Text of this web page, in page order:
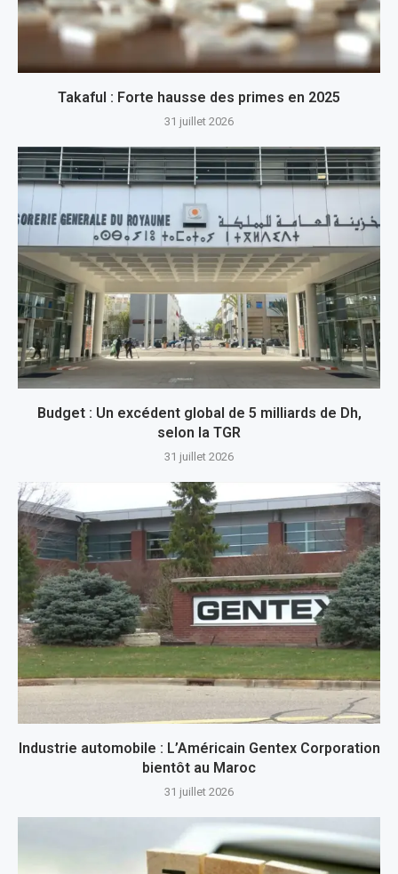
Takaful : Forte hausse des primes en 2025
31 juillet 2026
Budget : Un excédent global de 5 milliards de Dh,
selon la TGR
31 juillet 2026
Industrie automobile : L’Américain Gentex Corporation
bientôt au Maroc
31 juillet 2026